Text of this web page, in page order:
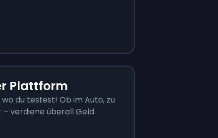
Plattform
du testest! Ob im Auto, zu
verdiene überall Geld.